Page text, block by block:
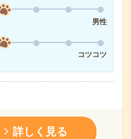
男性
コツコツ
詳しく見る